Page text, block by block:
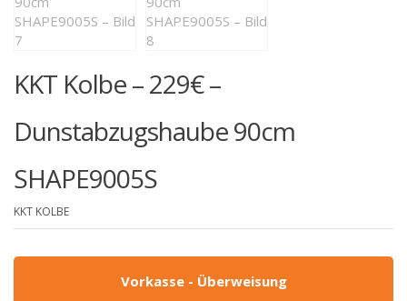
KKT Kolbe – 229€ –
Dunstabzugshaube 90cm
SHAPE9005S
KKT KOLBE
Vorkasse - Überweisung